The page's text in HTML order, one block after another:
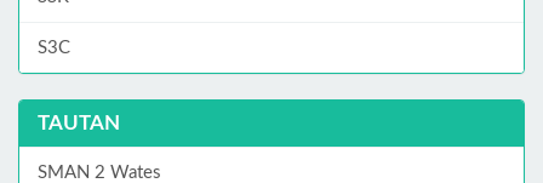
S3C
TAUTAN
SMAN 2 Wates